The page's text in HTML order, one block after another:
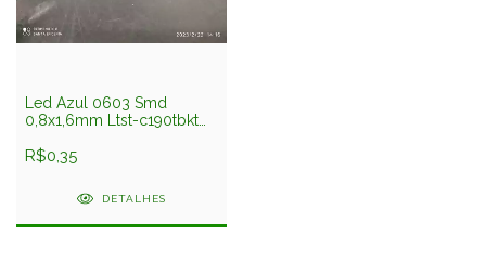
Led Azul 0603 Smd
0,8x1,6mm Ltst-c190tbkt
R$0,35
DETALHES